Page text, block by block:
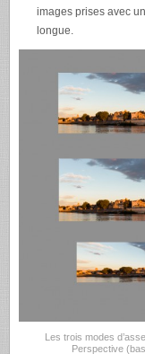
images prises avec
longue.
Les trois modes
Perspective